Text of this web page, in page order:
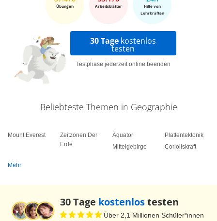
Übungen Arbeitsblätter
Hilfe von
Lehrkräften
30 Tage kostenlos
testen
Testphase jederzeit online beenden
Beliebteste Themen in Geographie
Mount Everest
Zeitzonen Der
Erde
Äquator
Mittelgebirge
Plattentektonik
Corioliskraft
Mehr
30 Tage kostenlostesten
Über 2,1 Millionen Schüler*innen